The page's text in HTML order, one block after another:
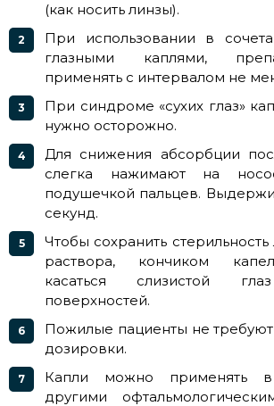
(как носить линзы).
При использовании в
глазными каплями,
применять с интервалом не
При синдроме «сухих глаз»
нужно осторожно.
Для снижения абсорбции
слегка нажимают на
подушечкой пальцев.
секунд.
Чтобы сохранить
раствора, кончиком
касаться слизистой
поверхностей.
Пожилые пациенты не
дозировки.
Капли можно применять
другими